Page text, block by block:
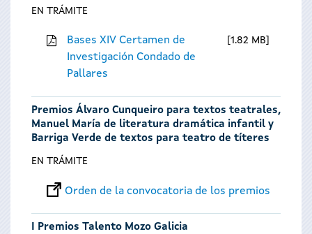
EN TRÁMITE
Bases XIV Certamen de
Investigación Condado de
Pallares
1.82 MB
Premios Álvaro Cunqueiro para textos teatrales,
Manuel María de literatura dramática infantil y
Barriga Verde de textos para teatro de títeres
EN TRÁMITE
Orden de la convocatoria de los premios
I Premios Talento Mozo Galicia